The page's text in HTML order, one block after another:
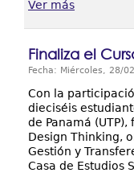
Ver más
Finaliza el
Fecha: Miércoles, 28/
Con la
dieciséis
de Panamá
Design Thinking,
Gestión y
Casa de Estudios